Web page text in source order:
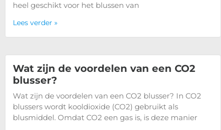
heel geschikt voor het blussen van
Lees verder »
Wat zijn de voordelen van een CO2
blusser?
Wat zijn de voordelen van een CO2 blusser? In CO2
blussers wordt kooldioxide (CO2) gebruikt als
blusmiddel. Omdat CO2 een gas is, is deze manier